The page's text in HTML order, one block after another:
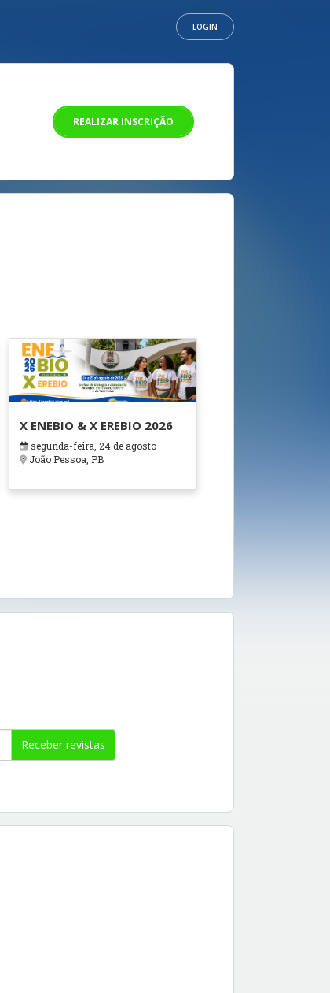
LOGIN
REALIZAR INSCRIÇÃO
X ENEBIO & X EREBIO 2026
segunda-feira, 24 de agosto
João Pessoa, PB
Receber revistas